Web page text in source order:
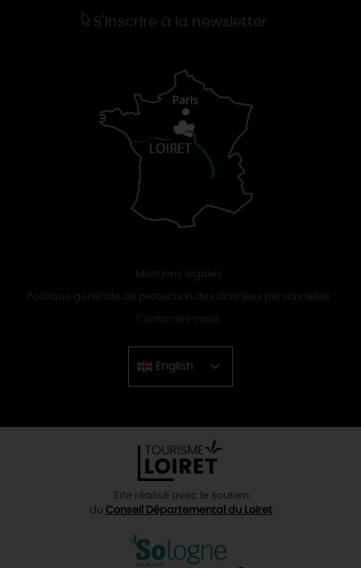
S'inscrire à la newsletter
Mentions légales
Politique générale de protection des données personnelles
Contactez-nous
English
Chinese
Site réalisé avec le soutien
du Conseil Départemental du Loiret